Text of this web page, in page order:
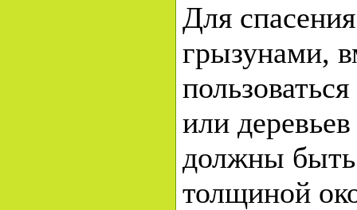
Для
грызунами,
или
должны
толщиной